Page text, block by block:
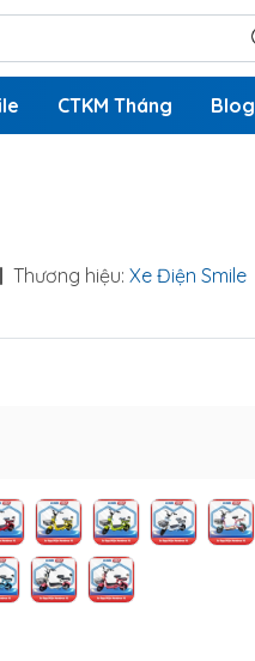
CTKM Tháng Blog
| Thương hiệu: Xe Điện Smile